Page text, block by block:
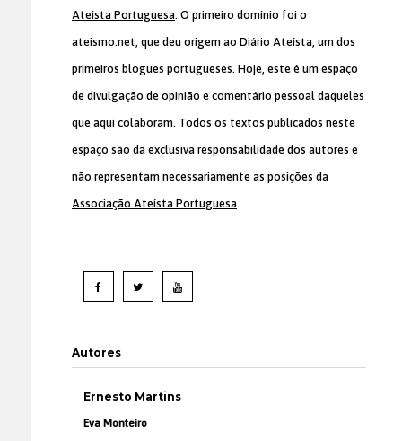
Ateísta Portuguesa. O primeiro domínio foi o
ateismo.net, que deu origem ao Diário Ateísta, um dos
primeiros blogues portugueses. Hoje, este é um espaço
de divulgação de opinião e comentário pessoal daqueles
que aqui colaboram. Todos os textos publicados neste
espaço são da exclusiva responsabilidade dos autores e
não representam necessariamente as posições da
Associação Ateísta Portuguesa.
Autores
Ernesto Martins
Eva Monteiro